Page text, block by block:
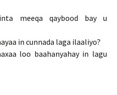
meeqa qaybood bay u
in cunnada laga ilaaliyo?
loo baahanyahay in lagu